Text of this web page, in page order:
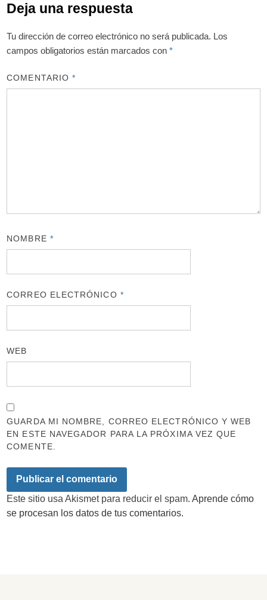
Deja una respuesta
Tu dirección de correo electrónico no será publicada. Los
campos obligatorios están marcados con*
COMENTARIO*
NOMBRE *
CORREO ELECTRÓNICO *
WEB
GUARDA MI NOMBRE, CORREO ELECTRÓNICO Y WEB
EN ESTE NAVEGADOR PARA LA PRÓXIMA VEZ QUE
COMENTE.
Este sitio usa Akismet para reducir el spam.Aprende cómo
se procesan los datos de tus comentarios.